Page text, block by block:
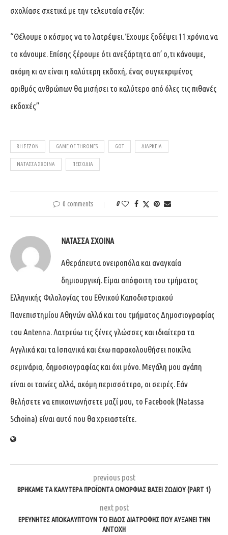
σχολίασε σχετικά με την τελευταία σεζόν:
“Θέλουμε ο κόσμος να το λατρέψει. Έχουμε ξοδέψει 11 χρόνια να
το κάνουμε. Επίσης ξέρουμε ότι ανεξάρτητα απ’ ο,τι κάνουμε,
ακόμη κι αν είναι η καλύτερη εκδοχή, ένας συγκεκριμένος
αριθμός ανθρώπων θα μισήσει το καλύτερο από όλες τις πιθανές
εκδοχές”
8Η ΣΕΖΌΝ GAME OF THRONES GOT ΔΙΆΡΚΕΙΑ
ΝΑΤΆΣΣΑ ΣΧΟΙΝΆ ΠΕΙΣΌΔΙΑ
0 comments 0
ΝΑΤΆΣΣΑ ΣΧΟΙΝΆ
Αθεράπευτα ονειροπόλα και αναγκαία
δημιουργική. Είμαι απόφοιτη του τμήματος
Ελληνικής Φιλολογίας του Εθνικού Καποδιστριακού
Πανεπιστημίου Αθηνών αλλά και του τμήματος Δημοσιογραφίας
του Antenna. Λατρεύω τις ξένες γλώσσες και ιδιαίτερα τα
Αγγλικά και τα Ισπανικά και έχω παρακολουθήσει ποικίλα
σεμινάρια, δημοσιογραφίας και όχι μόνο. Μεγάλη μου αγάπη
είναι οι ταινίες αλλά, ακόμη περισσότερο, οι σειρές. Εάν
θελήσετε να επικοινωνήσετε μαζί μου, το Facebook (Natassa
Schoina) είναι αυτό που θα χρειαστείτε.
previous post
ΒΡΉΚΑΜΕ ΤΑ ΚΑΛΎΤΕΡΑ ΠΡΟΪΌΝΤΑ ΟΜΟΡΦΙΆΣ ΒΆΣΕΙ ΖΩΔΊΟΥ (PART 1)
next post
ΕΡΕΥΝΗΤΈΣ ΑΠΟΚΑΛΎΠΤΟΥΝ ΤΟ ΕΊΔΟΣ ΔΙΑΤΡΟΦΉΣ ΠΟΥ ΑΥΞΆΝΕΙ ΤΗΝ
ΑΝΤΟΧΉ